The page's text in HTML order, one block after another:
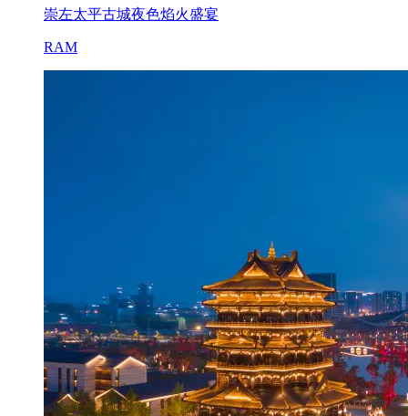
崇左太平古城夜色焰火盛宴
RAM